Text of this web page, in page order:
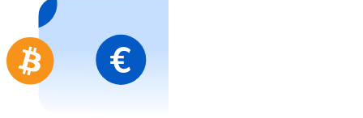
Vai al negozio di carte regalo